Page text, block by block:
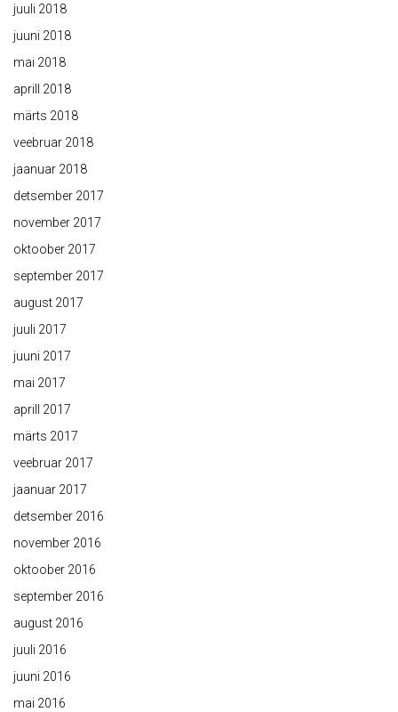
juuli 2018
juuni 2018
mai 2018
aprill 2018
märts 2018
veebruar 2018
jaanuar 2018
detsember 2017
november 2017
oktoober 2017
september 2017
august 2017
juuli 2017
juuni 2017
mai 2017
aprill 2017
märts 2017
veebruar 2017
jaanuar 2017
detsember 2016
november 2016
oktoober 2016
september 2016
august 2016
juuli 2016
juuni 2016
mai 2016